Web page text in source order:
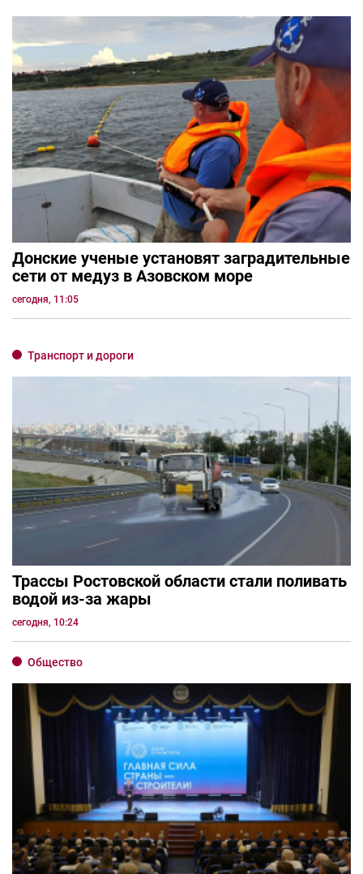
Донские ученые установят заградительные
сети от медуз в Азовском море
сегодня, 11:05
Транспорт и дороги
Трассы Ростовской области стали поливать
водой из-за жары
сегодня, 10:24
Общество